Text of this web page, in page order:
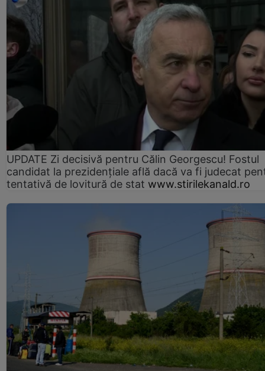
UPDATE Zi decisivă pentru Călin Georgescu! Fostul
candidat la prezidențiale află dacă va fi judecat
tentativă de lovitură de stat www.stirilekanald.ro